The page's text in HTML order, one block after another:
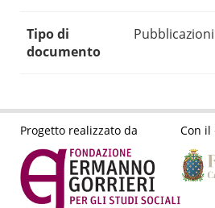
Tipo di
documento
Progetto realizzato da Con